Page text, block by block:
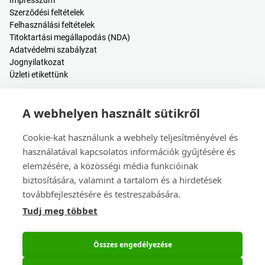
Szerződési feltételek
Felhasználási feltételek
Titoktartási megállapodás (NDA)
Adatvédelmi szabályzat
Jognyilatkozat
Üzleti etikettünk
Árkalkulátor
Súgóközpont
Blogbejegyzések
Események
Kapcsolat
Értékesítés és ügyfélszolgálat
A webhelyen használt sütikről
Cookie-kat használunk a webhely teljesítményével és
használatával kapcsolatos információk gyűjtésére és
elemzésére, a közösségi média funkcióinak
biztosítására, valamint a tartalom és a hirdetések
továbbfejlesztésére és testreszabására.
Tudj meg többet
Összes engedélyezése